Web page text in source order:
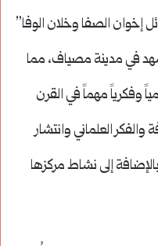
إخوان الصفا وخلان الوفا”
في مدينة مصياف، مما
وفكرياً مهماً في القرن
العلماني وانتشار
إلى نشاط مركزها